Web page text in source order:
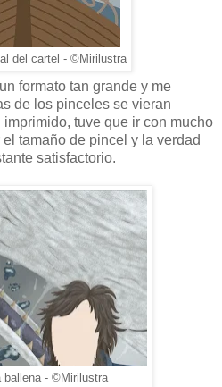
del cartel - ©Mirilustra
formato tan grande y me
de los pinceles se vieran
tuve que ir con mucho
tamaño de pincel y la verdad
satisfactorio.
ballena - ©Mirilustra